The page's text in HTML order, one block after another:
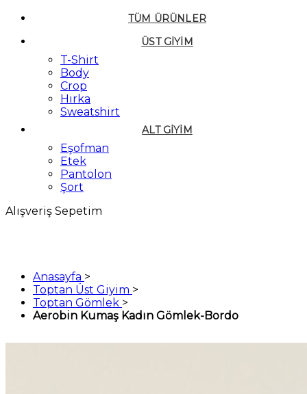
TÜM ÜRÜNLER
ÜST GIYIM
T-Shirt
Body
Crop
Hırka
Sweatshirt
ALT GIYIM
Eşofman
Etek
Pantolon
Şort
Alışveriş Sepetim
Anasayfa >
Toptan Üst Giyim >
Toptan Gömlek >
Aerobin Kumaş Kadın Gömlek-Bordo